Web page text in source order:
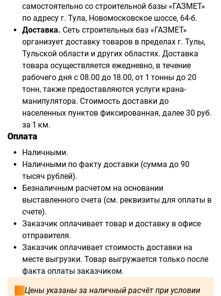
самостоятельно со строительной базы «ГАЗМЕТ»
по адресу г. Тула, Новомосковское шоссе, 64-б.
Доставка. Сеть строительных баз «ГАЗМЕТ»
организует доставку товаров в пределах г. Тулы,
Тульской области и других областях. Доставка
товара осуществляется ежедневно, в течение
рабочего дня с 08.00 до 18.00, от 1 тонны до 20
тонн, также предоставляются услуги крана-
манипулятора. Стоимость доставки до
населенных пунктов фиксированная, далее 30 руб.
за 1 км.
Оплата
Наличными.
Наличными по факту доставки (сумма до 90
тысяч рублей).
Безналичным расчетом на основании
выставленного счета (см. реквизиты для оплаты в
счете).
Заказчик оплачивает товар и доставку в офисе
отправителя.
Заказчик оплачивает стоимость доставки на
месте выгрузки. Товар выгружается только после
факта оплаты заказчиком.
Цены указаны за наличный расчёт при условии